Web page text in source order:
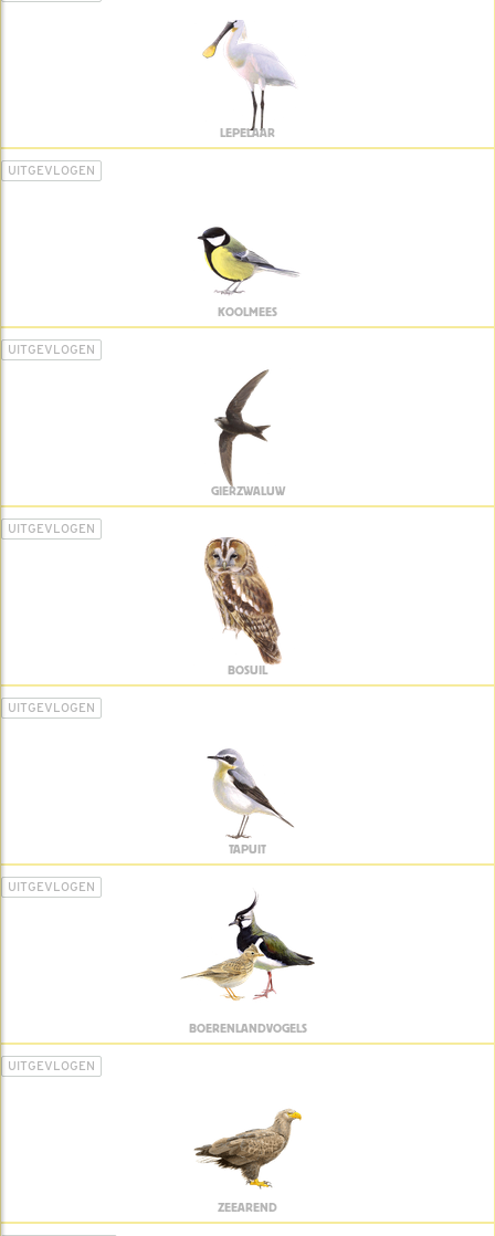
LEPELAAR
UITGEVLOGEN
KOOLMEES
UITGEVLOGEN
GIERZWALUW
UITGEVLOGEN
BOSUIL
UITGEVLOGEN
TAPUIT
UITGEVLOGEN
BOERENLANDVOGELS
UITGEVLOGEN
ZEEAREND